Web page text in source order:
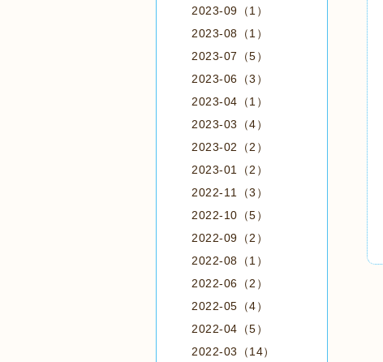
2023-09（1）
2023-08（1）
2023-07（5）
2023-06（3）
2023-04（1）
2023-03（4）
2023-02（2）
2023-01（2）
2022-11（3）
2022-10（5）
2022-09（2）
2022-08（1）
2022-06（2）
2022-05（4）
2022-04（5）
2022-03（14）